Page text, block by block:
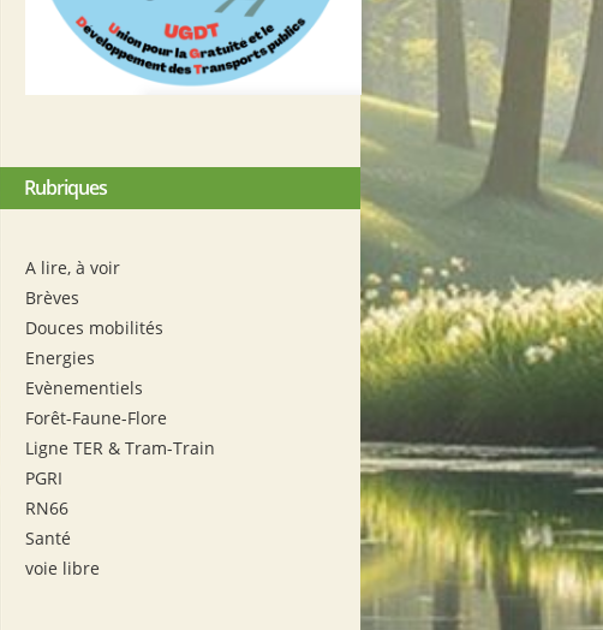
Rubriques
A lire, à voir
Brèves
Douces mobilités
Energies
Evènementiels
Forêt-Faune-Flore
Ligne TER & Tram-Train
PGRI
RN66
Santé
voie libre